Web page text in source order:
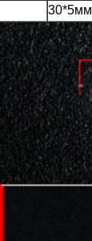
30*5мм